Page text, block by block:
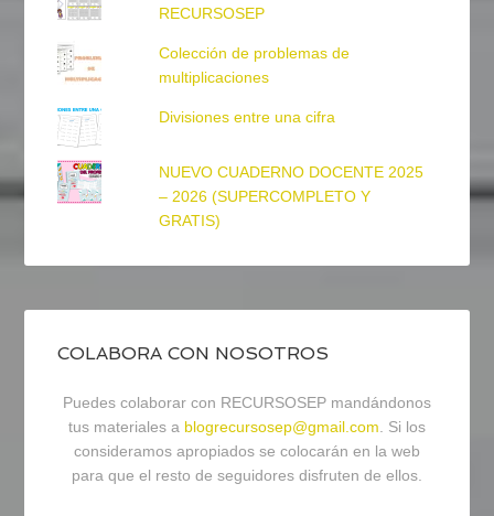
RECURSOSEP
Colección de problemas de
multiplicaciones
Divisiones entre una cifra
NUEVO CUADERNO DOCENTE 2025
– 2026 (SUPERCOMPLETO Y
GRATIS)
COLABORA CON NOSOTROS
Puedes colaborar con RECURSOSEP mandándonos
tus materiales a blogrecursosep@gmail.com. Si los
consideramos apropiados se colocarán en la web
para que el resto de seguidores disfruten de ellos.